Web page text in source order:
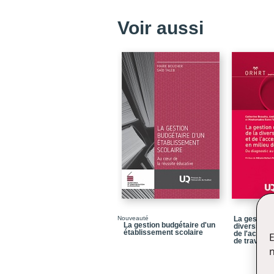
Voir aussi
Nouveauté
La gestion budgétaire d'un
établissement scolaire
La gestion
diversité,
de
de travail